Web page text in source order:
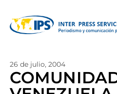
26 de julio, 2004